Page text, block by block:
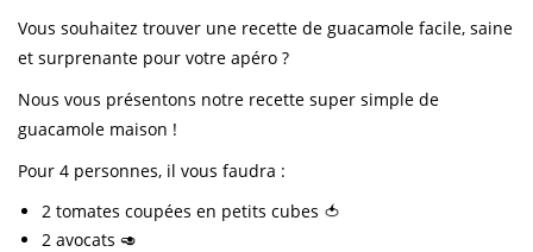
Vous souhaitez trouver une recette de guacamole facile, saine
et surprenante pour votre apéro ?
Nous vous présentons notre recette super simple de
guacamole maison !
Pour 4 personnes, il vous faudra :
2 tomates coupées en petits cubes 🍅
2 avocats 🥑